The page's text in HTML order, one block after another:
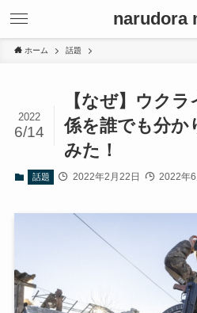
narudora
ホーム 話題
【なぜ】ウク
係を誰でも分か
みた！
2022
6/14
話題 2022年2月22日 2022年6